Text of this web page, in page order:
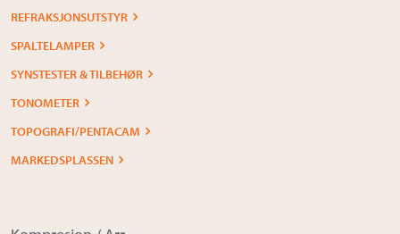
REFRAKSJONSUTSTYR
SPALTELAMPER
SYNSTESTER & TILBEHØR
TONOMETER
TOPOGRAFI/PENTACAM
MARKEDSPLASSEN